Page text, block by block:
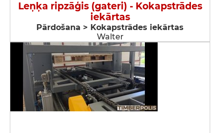
Leņķa ripzāģis (gateri) - Kokapstrādes
iekārtas
Pārdošana > Kokapstrādes iekārtas
Walter